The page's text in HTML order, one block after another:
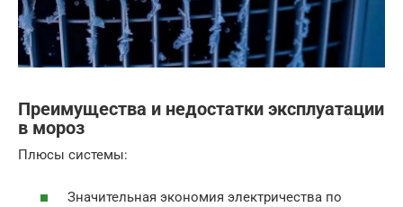
Преимущества и недостатки эксплуатации
в мороз
Плюсы системы:
Значительная экономия электричества по